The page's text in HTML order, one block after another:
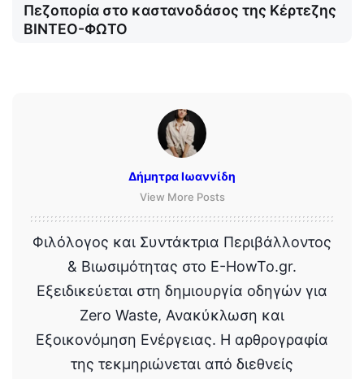
Πεζοπορία στο καστανοδάσος της Κέρτεζης
ΒΙΝΤΕΟ-ΦΩΤΟ
Δήμητρα Ιωαννίδη
View More Posts
Φιλόλογος και Συντάκτρια Περιβάλλοντος
& Βιωσιμότητας στο E-HowTo.gr.
Εξειδικεύεται στη δημιουργία οδηγών για
Zero Waste, Ανακύκλωση και
Εξοικονόμηση Ενέργειας. Η αρθρογραφία
της τεκμηριώνεται από διεθνείς